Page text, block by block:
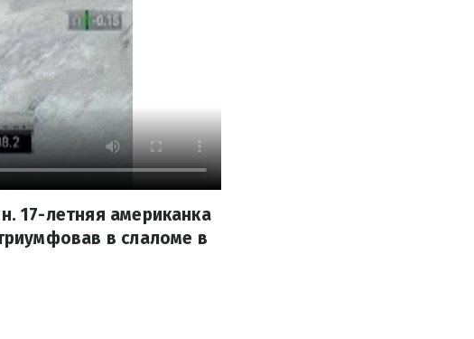
17-летняя американка
в слаломе в